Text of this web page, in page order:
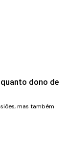
dono de
mas também